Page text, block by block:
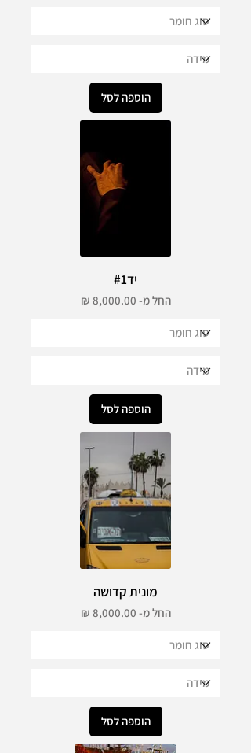
הוספה לסל
יד#1
החל מ-
מחיר מבצע
הוספה לסל
מונית קדושה
החל מ-
מחיר מבצע
הוספה לסל